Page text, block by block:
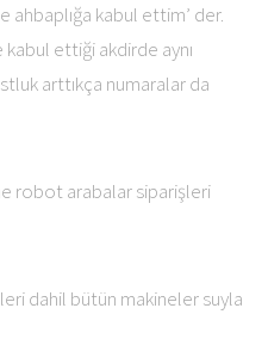
ahbaplığa kabul ettim’ der.
ettiği akdirde aynı
arttıkça numaralar da
robot arabalar siparişleri
dahil bütün makineler suyla